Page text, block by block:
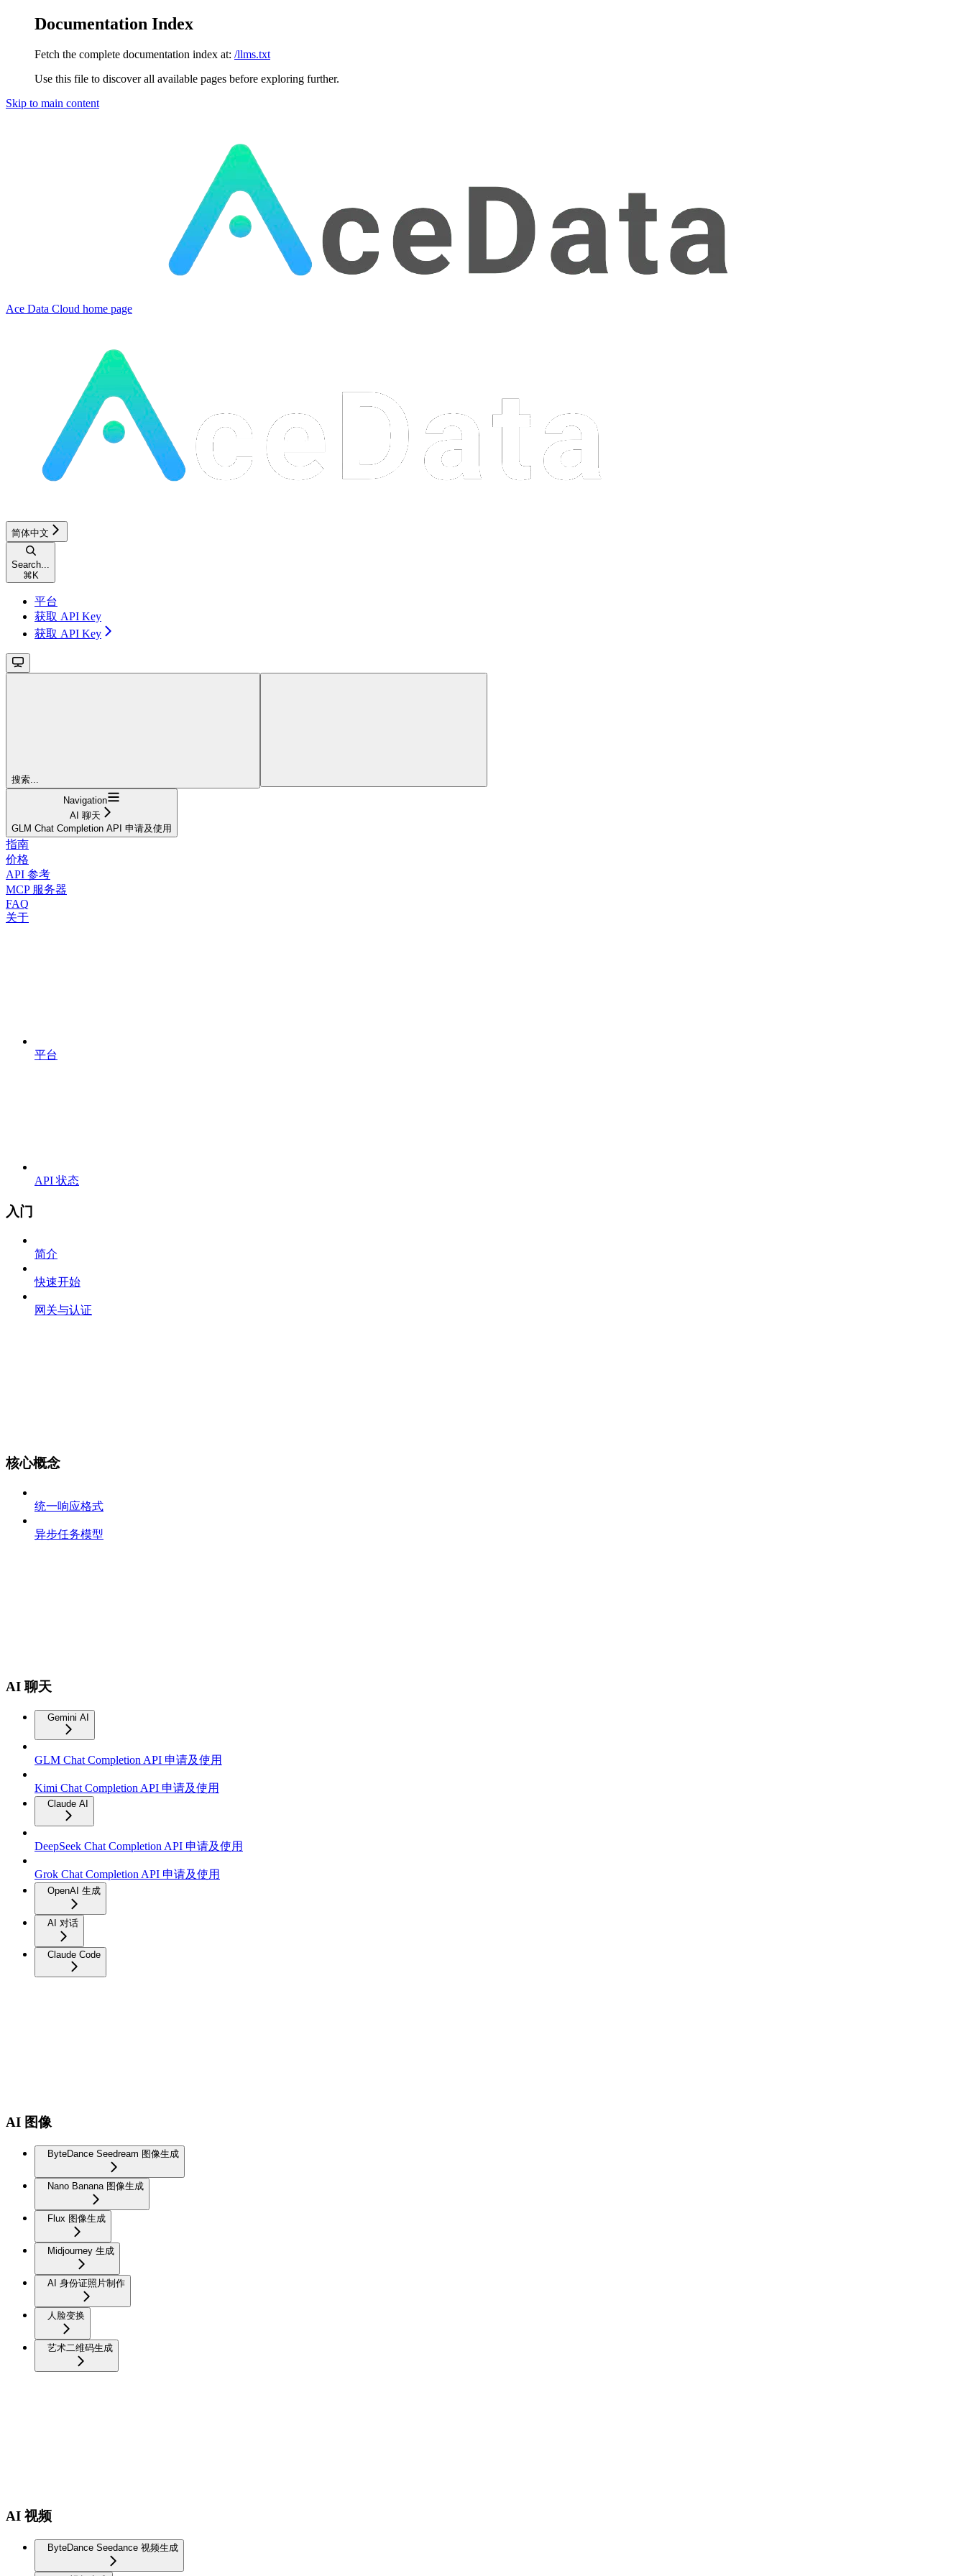
Documentation Index
Fetch the complete documentation index at: /llms.txt
Use this file to discover all available pages before exploring further.
Skip to main content
Ace Data Cloud home page
简体中文
Search...
⌘ K
平台
获取 API Key
获取 API Key
搜索...
Navigation
AI 聊天
GLM Chat Completion API 申请及使用
指南
价格
API 参考
MCP 服务器
FAQ
关于
平台
API 状态
入门
简介
快速开始
网关与认证
核心概念
统一响应格式
异步任务模型
AI 聊天
Gemini AI
GLM Chat Completion API 申请及使用
Kimi Chat Completion API 申请及使用
Claude AI
DeepSeek Chat Completion API 申请及使用
Grok Chat Completion API 申请及使用
OpenAI 生成
AI 对话
Claude Code
AI 图像
ByteDance Seedream 图像生成
Nano Banana 图像生成
Flux 图像生成
Midjourney 生成
AI 身份证照片制作
人脸变换
艺术二维码生成
AI 视频
ByteDance Seedance 视频生成